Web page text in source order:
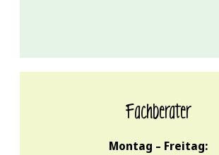
Fachberater
Montag – Freitag: